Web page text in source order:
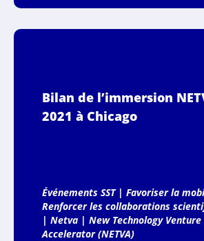
Bilan de l’immersion
2021 à Chicago
Événements SST| Favoriser la
Renforcer les collaborations
| Netva| New Technology Venture
Accelerator (NETVA)